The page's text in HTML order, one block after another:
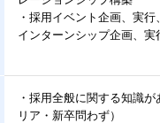
・採用イベント企画、実
インターンシップ企画、実
・採用全般に関する知識が
リア・新卒問わず）